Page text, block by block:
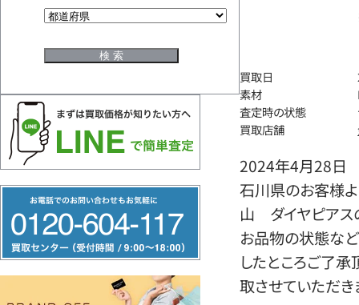
リ
ー
買取日
素材
査定時の状態
買取店舗
2024年4月28日
石川県のお客様よ
山 ダイヤピアス
お品物の状態など
したところご了
取させていただき